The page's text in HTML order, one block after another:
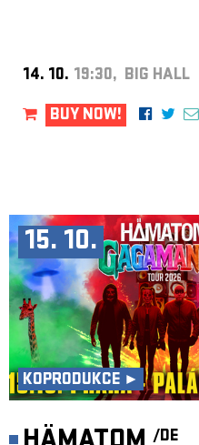
14. 10. 19:30, BIG HALL
BUY NOW!
15. 10.
KOPRODUKCE ►
/DE